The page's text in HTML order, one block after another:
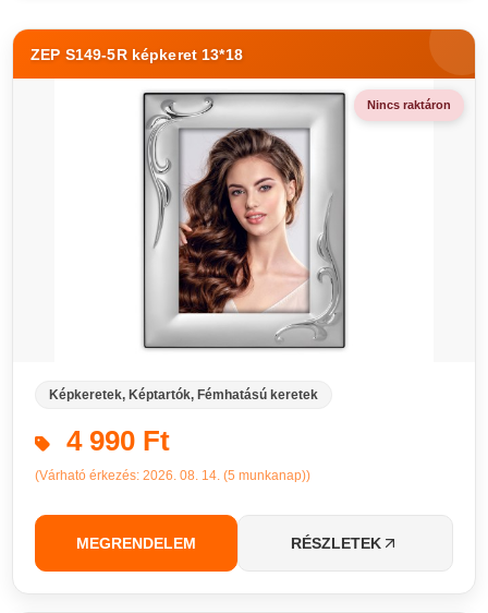
ZEP S149-5R képkeret 13*18
Nincs raktáron
Képkeretek, Képtartók, Fémhatású keretek
4 990 Ft
(Várható érkezés: 2026. 08. 14. (5 munkanap))
MEGRENDELEM RÉSZLETEK